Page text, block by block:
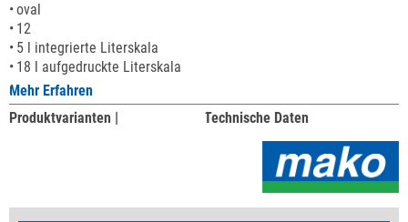
oval
12
5 l integrierte Literskala
18 l aufgedruckte Literskala
Mehr Erfahren
Produktvarianten |
Technische Daten